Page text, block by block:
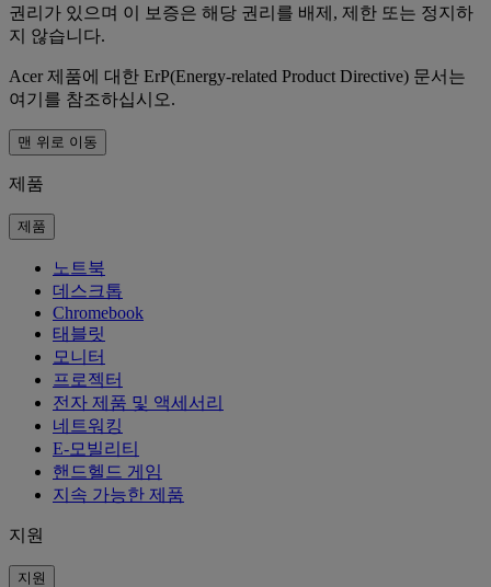
권리가 있으며 이 보증은 해당 권리를 배제, 제한 또는 정지하
지 않습니다.
Acer 제품에 대한 ErP(Energy-related Product Directive) 문서는
여기를 참조하십시오.
맨 위로 이동
제품
제품
노트북
데스크톱
Chromebook
태블릿
모니터
프로젝터
전자 제품 및 액세서리
네트워킹
E-모빌리티
핸드헬드 게임
지속 가능한 제품
지원
지원